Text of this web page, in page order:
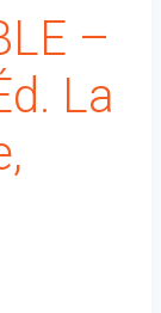
–
La